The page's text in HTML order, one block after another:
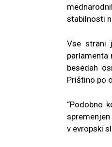
stabilnosti
Vse strani
parlamenta
besedah
Prištino po
“Podobno
v evropski